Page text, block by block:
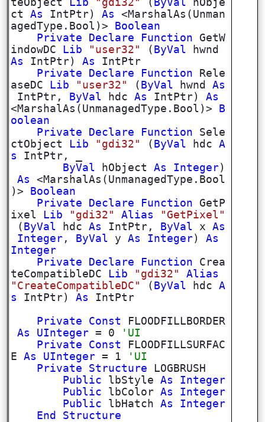
teObject
Lib "gdi32" ( ByVal hObje
ctAs IntPtr)As
<MarshalAs(Unman
agedType.Bool)>
Boolean
Private
Declare Function GetW
indowDC
Lib "user32" ( ByVal hwnd
As
IntPtr)As
IntPtr
Private
Declare Function Rele
aseDC
Lib "user32" ( ByVal hwndAs
IntPtr,
ByVal hdcAs IntPtr)As
<MarshalAs(UnmanagedType.Bool)>
B
oolean
Private
Declare Function Sele
ctObject
Lib "gdi32" ( ByVal hdcA
s
IntPtr, _
ByVal hObjectAs Integer)
As
<MarshalAs(UnmanagedType.Bool
)>
Boolean
Private
Declare Function GetP
ixel
Lib "gdi32" Alias
"GetPixel"
( ByVal hdcAs IntPtr, ByVal xAs
Integer , ByVal yAs Integer)As
Integer
Private
Declare Function Crea
teCompatibleDC
Lib "gdi32"
Alias
"CreateCompatibleDC"
( ByVal hdcA
s
IntPtr)As
IntPtr
Private
Const
FLOODFILLBORDER
As
UInteger = 0
'UI
Private
Const
FLOODFILLSURFAC
EAs UInteger = 1
'UI
Private
Structure LOGBRUSH
Public lbStyleAs
Integer
Public lbColorAs
Integer
Public lbHatchAs
Integer
End
Structure